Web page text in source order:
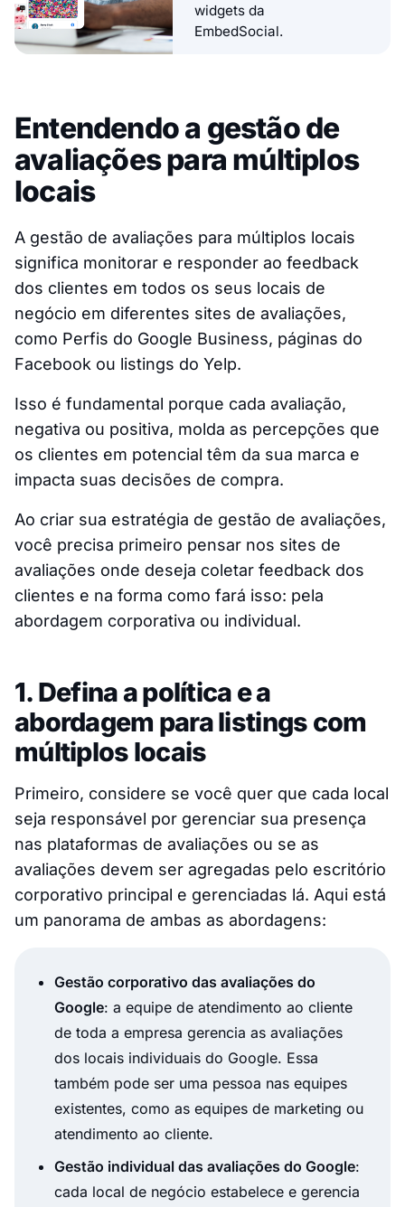
widgets da
EmbedSocial.
Entendendo a gestão de
avaliações para múltiplos
locais
A gestão de avaliações para múltiplos locais
significa monitorar e responder ao feedback
dos clientes em todos os seus locais de
negócio em diferentes sites de avaliações,
como Perfis do Google Business, páginas do
Facebook ou listings do Yelp.
Isso é fundamental porque cada avaliação,
negativa ou positiva, molda as percepções que
os clientes em potencial têm da sua marca e
impacta suas decisões de compra.
Ao criar sua estratégia de gestão de avaliações,
você precisa primeiro pensar nos sites de
avaliações onde deseja coletar feedback dos
clientes e na forma como fará isso: pela
abordagem corporativa ou individual.
1. Defina a política e a
abordagem para listings com
múltiplos locais
Primeiro, considere se você quer que cada local
seja responsável por gerenciar sua presença
nas plataformas de avaliações ou se as
avaliações devem ser agregadas pelo escritório
corporativo principal e gerenciadas lá. Aqui está
um panorama de ambas as abordagens:
Gestão corporativo das avaliações do
Google: a equipe de atendimento ao cliente
de toda a empresa gerencia as avaliações
dos locais individuais do Google. Essa
também pode ser uma pessoa nas equipes
existentes, como as equipes de marketing ou
atendimento ao cliente.
Gestão individual das avaliações do Google:
cada local de negócio estabelece e gerencia